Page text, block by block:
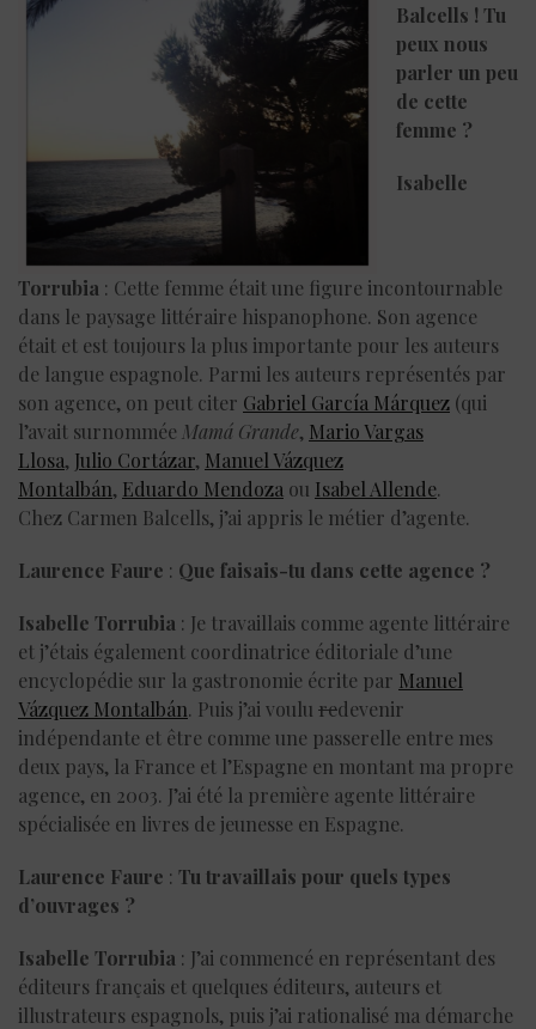
Balcells ! Tu
peux nous
parler un peu
de cette
femme ?
Isabelle
Torrubia : Cette femme était une figure incontournable
dans le paysage littéraire hispanophone. Son agence
était et est toujours la plus importante pour les auteurs
de langue espagnole. Parmi les auteurs représentés par
son agence, on peut citer Gabriel García Márquez (qui
l’avait surnommée Mamá Grande, Mario Vargas
Llosa, Julio Cortázar, Manuel Vázquez
Montalbán, Eduardo Mendoza ou Isabel Allende.
Chez Carmen Balcells, j’ai appris le métier d’agente.
Laurence Faure : Que faisais-tu dans cette agence ?
Isabelle Torrubia : Je travaillais comme agente littéraire
et j’étais également coordinatrice éditoriale d’une
encyclopédie sur la gastronomie écrite par Manuel
Vázquez Montalbán. Puis j’ai voulu redevenir
indépendante et être comme une passerelle entre mes
deux pays, la France et l’Espagne en montant ma propre
agence, en 2003. J’ai été la première agente littéraire
spécialisée en livres de jeunesse en Espagne.
Laurence Faure : Tu travaillais pour quels types
d’ouvrages ?
Isabelle Torrubia : J’ai commencé en représentant des
éditeurs français et quelques éditeurs, auteurs et
illustrateurs espagnols, puis j’ai rationalisé ma démarche